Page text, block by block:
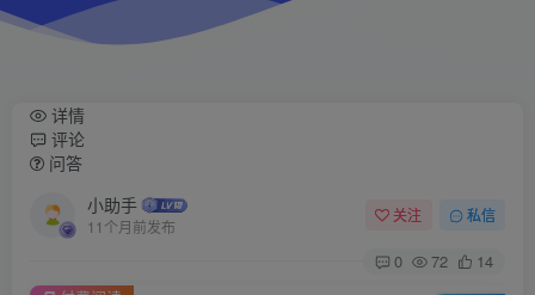
详情
评论
问答
小助手
11个月前发布
关注 私信
0 72
14